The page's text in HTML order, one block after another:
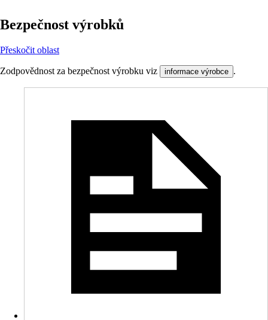
Bezpečnost výrobků
Přeskočit oblast
Zodpovědnost za bezpečnost výrobku viz informace výrobce .